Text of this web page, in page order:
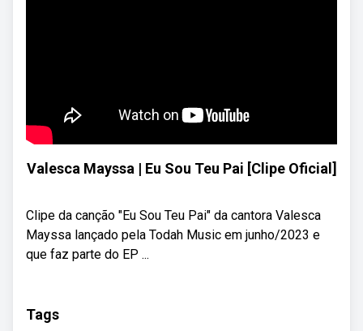
Valesca Mayssa | Eu Sou Teu Pai [Clipe Oficial]
Clipe da canção "Eu Sou Teu Pai" da cantora Valesca
Mayssa lançado pela Todah Music em junho/2023 e
que faz parte do EP ...
Tags